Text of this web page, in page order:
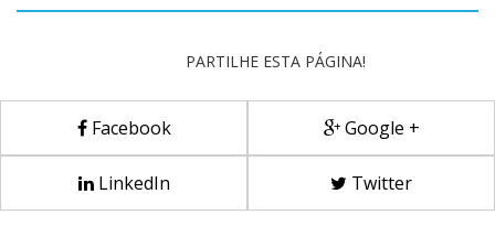
PARTILHE ESTA PÁGINA!
Facebook Google +
LinkedIn Twitter